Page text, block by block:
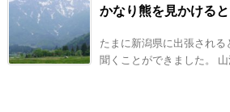
かなり熊を見かける
たまに新潟県に出張され
聞くことができました。